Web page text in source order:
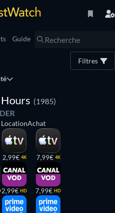
Guide
Filtres
(1985)
Location
2,99€ 4K
2,99€ HD
Achat
7,99€ 4K
7,99€ HD